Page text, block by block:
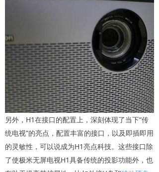
另外，H1在接口的配置上，深刻体现了当下“传
统电视”的亮点，配置丰富的接口，以及即插即用
的灵敏性，可以说成为H1亮点科技。这些接口除
了使极米无屏电视H1具备传统的投影功能外，也